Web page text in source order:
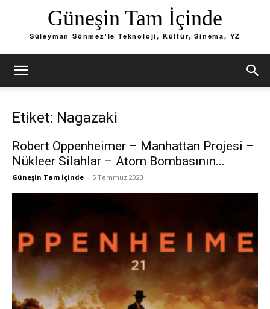
Güneşin Tam İçinde
Süleyman Sönmez'le Teknoloji, Kültür, Sinema, YZ
Etiket: Nagazaki
Robert Oppenheimer – Manhattan Projesi –
Nükleer Silahlar – Atom Bombasının...
Güneşin Tam İçinde - 5 Temmuz 2023